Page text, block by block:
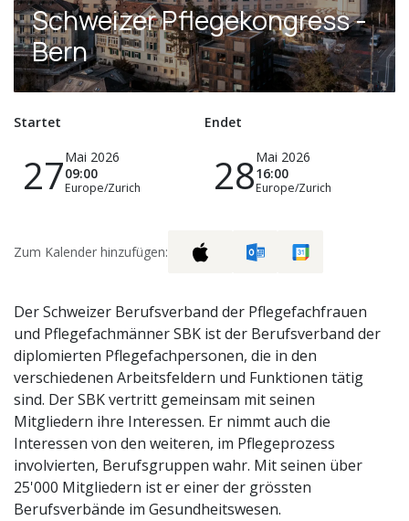
Schweizer Pflegekongress -
Bern
Startet
27Mai 2026
09:00
Europe/Zurich
Endet
28Mai 2026
16:00
Europe/Zurich
Zum Kalender hinzufügen:
Der Schweizer Berufsverband der Pflegefachfrauen
und Pflegefachmänner SBK ist der Berufsverband der
diplomierten Pflegefachpersonen, die in den
verschiedenen Arbeitsfeldern und Funktionen tätig
sind. Der SBK vertritt gemeinsam mit seinen
Mitgliedern ihre Interessen. Er nimmt auch die
Interessen von den weiteren, im Pflegeprozess
involvierten, Berufsgruppen wahr. Mit seinen über
25'000 Mitgliedern ist er einer der grössten
Berufsverbände im Gesundheitswesen.